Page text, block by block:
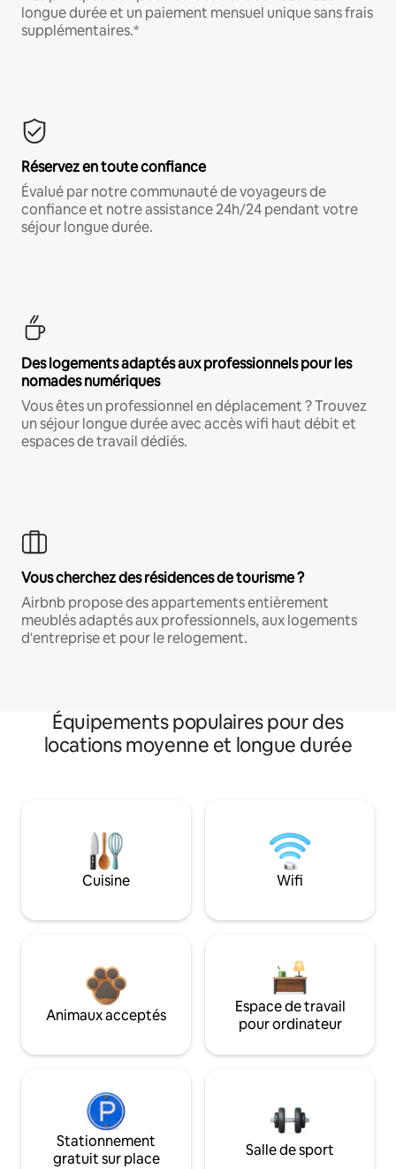
longue durée et un paiement mensuel unique sans frais
supplémentaires.*
Réservez en toute confiance
Évalué par notre communauté de voyageurs de
confiance et notre assistance 24h/24 pendant votre
séjour longue durée.
Des logements adaptés aux professionnels pour les
nomades numériques
Vous êtes un professionnel en déplacement ? Trouvez
un séjour longue durée avec accès wifi haut débit et
espaces de travail dédiés.
Vous cherchez des résidences de tourisme ?
Airbnb propose des appartements entièrement
meublés adaptés aux professionnels, aux logements
d'entreprise et pour le relogement.
Équipements populaires pour des
locations moyenne et longue durée
Cuisine Wifi
Animaux acceptés
Espace de travail
pour ordinateur
Stationnement
gratuit sur place
Salle de sport